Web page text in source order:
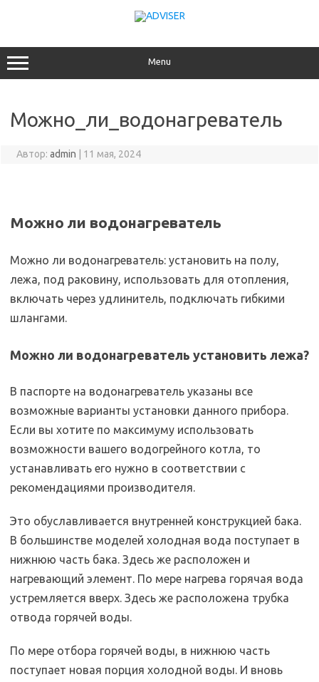
Menu
Можно_ли_водонагреватель
Автор: admin 11 мая, 2024
Можно ли водонагреватель
Можно ли водонагреватель: установить на полу,
лежа, под раковину, использовать для отопления,
включать через удлинитель, подключать гибкими
шлангами.
Можно ли водонагреватель установить лежа?
В паспорте на водонагреватель указаны все
возможные варианты установки данного прибора.
Если вы хотите по максимуму использовать
возможности вашего водогрейного котла, то
устанавливать его нужно в соответствии с
рекомендациями производителя.
Это обуславливается внутренней конструкцией бака.
В большинстве моделей холодная вода поступает в
нижнюю часть бака. Здесь же расположен и
нагревающий элемент. По мере нагрева горячая вода
устремляется вверх. Здесь же расположена трубка
отвода горячей воды.
По мере отбора горячей воды, в нижнюю часть
поступает новая порция холодной воды. И вновь